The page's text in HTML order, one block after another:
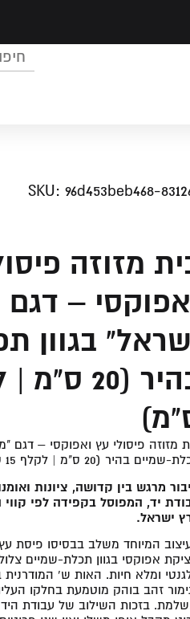
SKU: 96d453beb468-
מזוזה
–
בגוון
מזוזה פיסולי עץ ואפוקסי – דגם
שמיים בהיר (20 ס"מ | לקלף 15 ס"מ)
מרגש בין קדושה, ציונות
יד, המפוסל בקפידה לפי
ישראל.
המיוחד משלב בבסיסו פיסת
אפוקסי בגוון תכלת-שמיים
ומלא חיות. האות ש' המודרנית
זהב בוהק מוטמעת בחלקו
בזכות השילוב של עבודת